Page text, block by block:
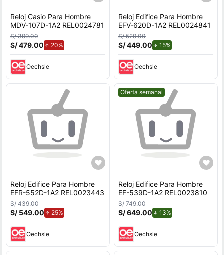
Reloj Casio Para Hombre
MDV-107D-1A2 REL0024781
S/ 399.00
S/ 479.00 20%
Oechsle
Reloj Edifice Para Hombre
EFV-620D-1A2 REL0024841
S/ 529.00
S/ 449.00 15%de descuento.
Oechsle
Reloj Edifice Para Hombre
EFR-552D-1A2 REL0023443
S/ 439.00
S/ 549.00 25%
Oechsle
Mejor precio.
Oferta semanal
Reloj Edifice Para Hombre
EF-539D-1A2 REL0023810
S/ 749.00
S/ 649.00 13%de descuento.
Oechsle